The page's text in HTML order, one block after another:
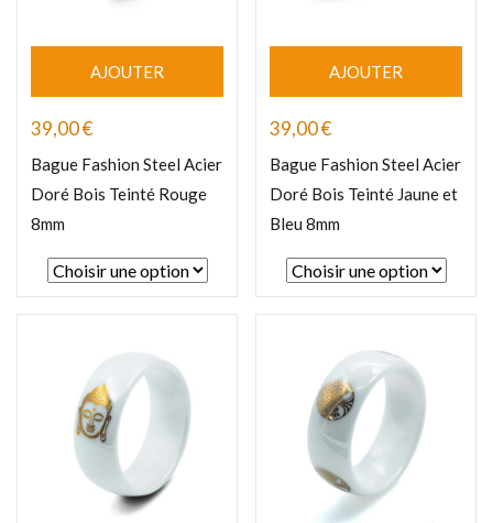
AJOUTER
39,00€
Bague Fashion Steel Acier
Doré Bois Teinté Rouge
8mm
AJOUTER
39,00€
Bague Fashion Steel Acier
Doré Bois Teinté Jaune et
Bleu 8mm